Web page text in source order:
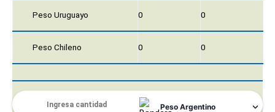
Peso Uruguayo 0 0
Peso Chileno 0 0